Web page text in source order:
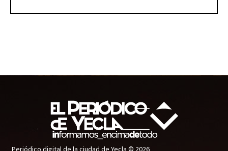
Periódico digital de la ciudad de Yecla © 2026